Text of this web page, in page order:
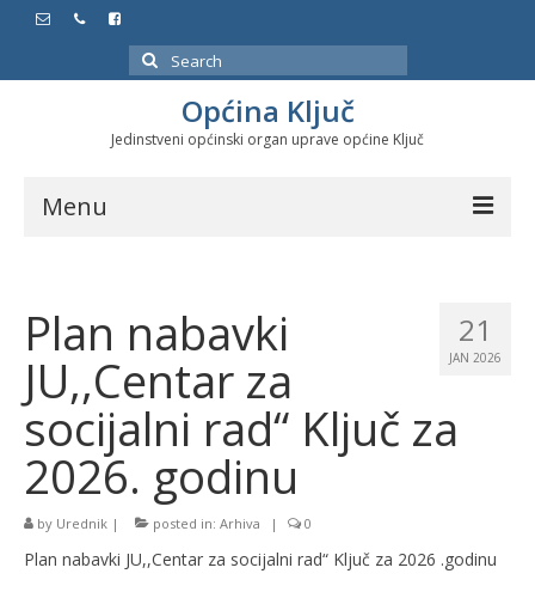
Search
for:
Općina Ključ
Jedinstveni općinski organ uprave općine Ključ
Menu
Službeni glasnici
Javne nabavke
Značajni datumi i manifestacije
Program energetske efikasnosti u stambenom
sektoru
21
JAN 2026
Plan nabavki
JU,,Centar za
socijalni rad“ Ključ za
2026. godinu
by Urednik | posted in: Arhiva | 0
Plan nabavki JU,,Centar za socijalni rad“ Ključ za 2026 .godinu